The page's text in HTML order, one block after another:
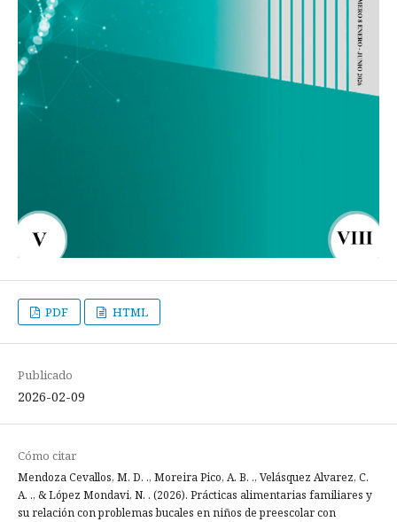
PDF HTML
Publicado
2026-02-09
Cómo citar
Mendoza Cevallos, M. D. ., Moreira Pico, A. B. ., Velásquez Alvarez, C.
A. ., & López Mondavi, N. . (2026). Prácticas alimentarias familiares y
su relación con problemas bucales en niños de preescolar con